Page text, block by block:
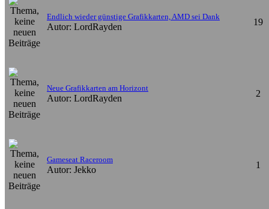
Endlich wieder günstige Grafikkarten, AMD sei Dank
Autor: LordRayden 19
Neue Grafikkarten am Horizont
Autor: LordRayden 2
Gameseat Raceroom
Autor: Jekko 1